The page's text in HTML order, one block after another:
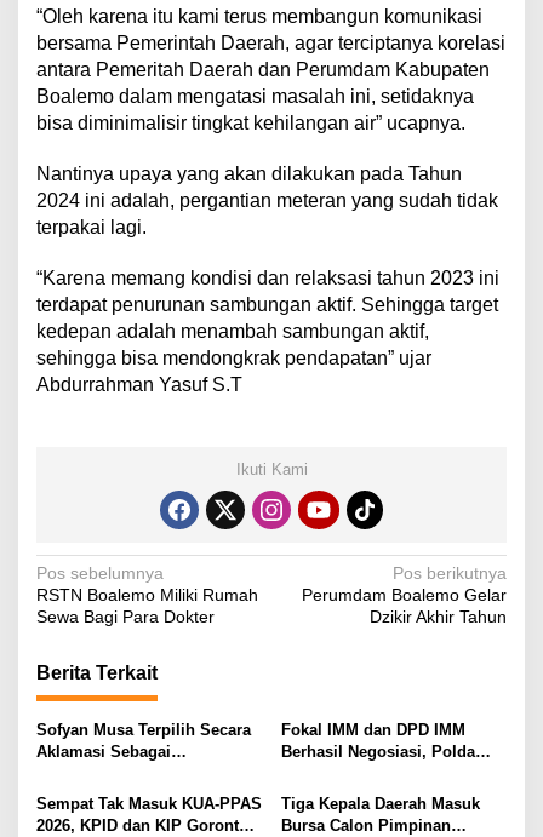
“Oleh karena itu kami terus membangun komunikasi
bersama Pemerintah Daerah, agar terciptanya korelasi
antara Pemeritah Daerah dan Perumdam Kabupaten
Boalemo dalam mengatasi masalah ini, setidaknya
bisa diminimalisir tingkat kehilangan air” ucapnya.
Nantinya upaya yang akan dilakukan pada Tahun
2024 ini adalah, pergantian meteran yang sudah tidak
terpakai lagi.
“Karena memang kondisi dan relaksasi tahun 2023 ini
terdapat penurunan sambungan aktif. Sehingga target
kedepan adalah menambah sambungan aktif,
sehingga bisa mendongkrak pendapatan” ujar
Abdurrahman Yasuf S.T
Ikuti Kami
N
a
i
g
a
i
Pos sebelumnya
RSTN Boalemo Miliki Rumah
Sewa Bagi Para Dokter
Pos berikutnya
Perumdam Boalemo Gelar
Dzikir Akhir Tahun
Berita Terkait
Sofyan Musa Terpilih Secara
Aklamasi Sebagai
Kabupaten Boalemo Periode
2025–2029
Fokal IMM dan DPD IMM
Berhasil Negosiasi, Polda
Mahasiswa
Sempat Tak Masuk KUA-PPAS
2026, KPID dan KIP Gorontalo
Tiga Kepala Daerah Masuk
Bursa Calon Pimpinan